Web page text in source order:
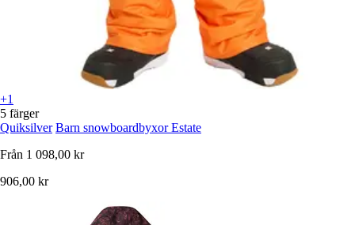
+1
5 färger
Quiksilver Barn snowboardbyxor Estate
Från 1 098,00 kr
906,00 kr